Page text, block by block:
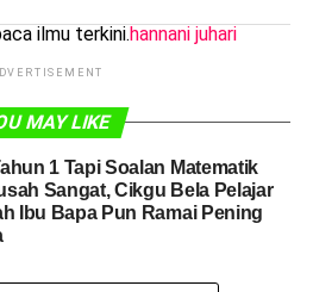
hannani juhari
ilmu terkini.
MAY LIKE
1 Tapi Soalan Matematik
Sangat, Cikgu Bela Pelajar
Ibu Bapa Pun Ramai Pening